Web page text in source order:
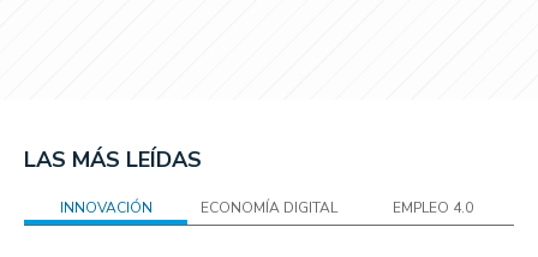
LAS MÁS LEÍDAS
INNOVACIÓN ECONOMÍA DIGITAL EMPLEO 4.0